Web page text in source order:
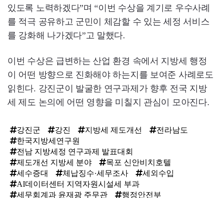
있도록 노력하겠다”며 “이번 수상을 계기로 우수사례
를 적극 공유하고 군민이 체감할 수 있는 세정 서비스
를 강화해 나가겠다”고 말했다.
이번 수상은 급변하는 산업 환경 속에서 지방세 행정
이 어떤 방향으로 진화해야 하는지를 보여준 사례로도
읽힌다. 강진군이 발굴한 연구과제가 향후 전국 지방
세 제도 논의에 어떤 영향을 미칠지 관심이 모아진다.
강진군 강진 지방세 제도개선
전라남도
한국지방세연구원
전남 지방세정 연구과제 발표대회
제도개선 지방세 분야
목포 신안비치호텔
세수증대
체납징수·세무조사
세외수입
AI데이터센터 지역자원시설세 부과
세무회계과 윤재광 주무관
행정안전부